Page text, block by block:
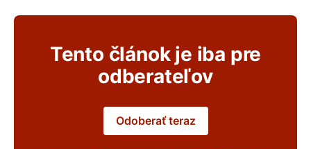
Tento článok je iba pre
odberateľov
Odoberať teraz